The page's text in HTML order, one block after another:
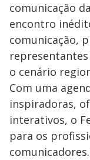
comunicação
encontro
comunicação,
o cenário
Com uma
inspiradoras,
interativos, o
para os